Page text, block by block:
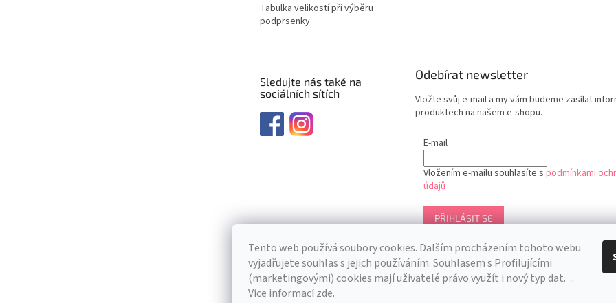
Tento web používá soubory cookies. Dalším procházením tohoto webu
vyjadřujete souhlas s jejich používáním. Souhlasem s Profilujícími
(marketingovými) cookies mají uživatelé právo využít i nový typ dat. ..
Více informacízde.
Tabulka velikostí při výběru
podprsenky
Sledujte nás také na
sociálních sítích
Odebírat newsletter
Vložte svůj e-mail a my vám budeme zasílat
produktech na našem e-shopu.
E-mail
Vložením e-mailu souhlasíte s podmínkami
údajů
PŘIHLÁSIT SE